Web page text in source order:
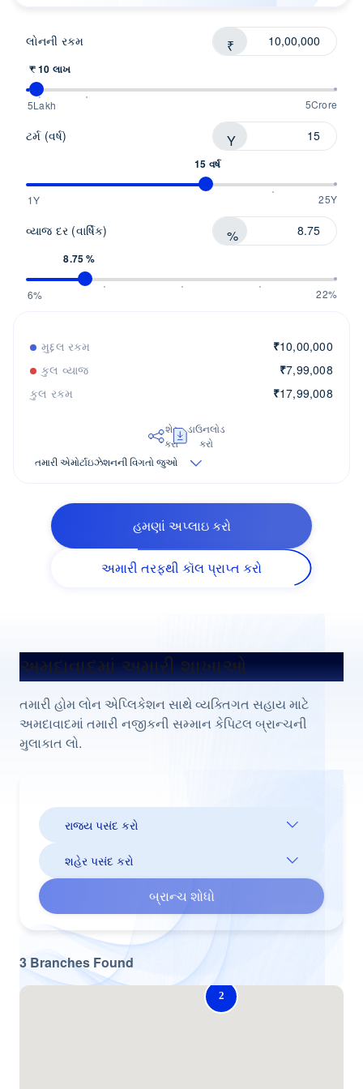
સલાહકાર સાથે વાત કરો
લોનની રકમ ₹
₹ 10 લાખ
5Lakh 5Crore
ટર્મ (વર્ષ) Y
15 વર્ષ
1Y 25Y
વ્યાજ દર (વાર્ષિક) %
8.75 %
6% 22%
મુદ્દલ રકમ ₹10,00,000
કુલ વ્યાજ
₹7,99,008
કુલ રકમ
₹17,99,008
શેર
કરો
ડાઉનલોડ
કરો
તમારી એમોર્ટાઇઝેશનની વિગતો જુઓ
હમણાં અપ્લાઇ કરો
અમારી તરફથી કૉલ પ્રાપ્ત કરો
અમદાવાદમાં અમારી શાખાઓ
તમારી હોમ લોન એપ્લિકેશન સાથે વ્યક્તિગત સહાય માટે
અમદાવાદમાં તમારી નજીકની સમ્માન કેપિટલ બ્રાન્ચની
મુલાકાત લો.
બ્રાન્ચ શોધો
3 Branches Found